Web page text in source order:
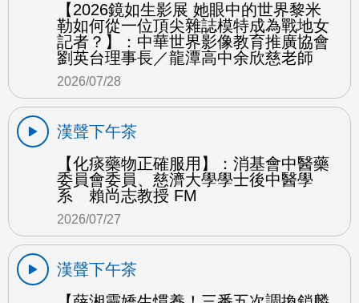
【2026鏡如生影展 她眼中的世界黎米
勒如何從一位頂尖雜誌模特成為戰地女
記者？】：中華世界影像教育推廣協會
劉英台理事長／龍潭高中余欣慈老師
2026/07/28
漢聲下午茶
【化痰藥物正確服用】：消基會中醫藥
委員會委員、慈濟大學學士後中醫學
系 賴尚志教授 FM
2026/07/27
漢聲下午茶